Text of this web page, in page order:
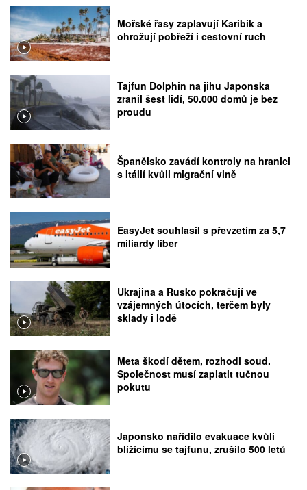
Mořské řasy zaplavují Karibik a
ohrožují pobřeží i cestovní ruch
Tajfun Dolphin na jihu Japonska
zranil šest lidí, 50.000 domů je bez
proudu
Španělsko zavádí kontroly na hranici
s Itálií kvůli migrační vlně
EasyJet souhlasil s převzetím za 5,7
miliardy liber
Ukrajina a Rusko pokračují ve
vzájemných útocích, terčem byly
sklady i lodě
Meta škodí dětem, rozhodl soud.
Společnost musí zaplatit tučnou
pokutu
Japonsko nařídilo evakuace kvůli
blížícímu se tajfunu, zrušilo 500 letů